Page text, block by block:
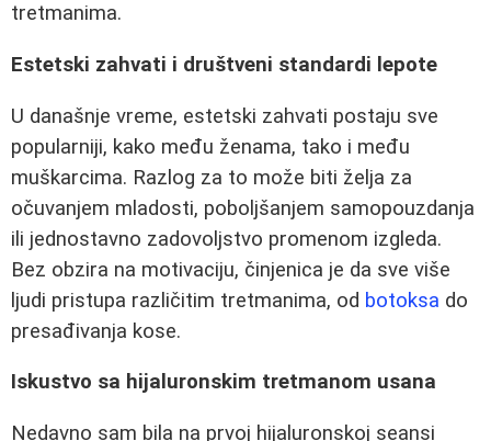
tretmanima.
Estetski zahvati i društveni standardi lepote
U današnje vreme, estetski zahvati postaju sve
popularniji, kako među ženama, tako i među
muškarcima. Razlog za to može biti želja za
očuvanjem mladosti, poboljšanjem samopouzdanja
ili jednostavno zadovoljstvo promenom izgleda.
Bez obzira na motivaciju, činjenica je da sve više
ljudi pristupa različitim tretmanima, od botoksa do
presađivanja kose.
Iskustvo sa hijaluronskim tretmanom usana
Nedavno sam bila na prvoj hijaluronskoj seansi